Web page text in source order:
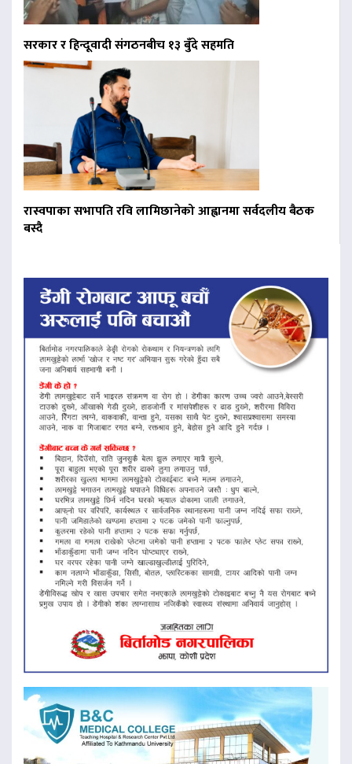
सरकार र हिन्दूवादी संगठनबीच १३ बुँदे सहमति
रास्वपाका सभापति रवि लामिछानेको आह्वानमा सर्वदलीय बैठक
बस्दै